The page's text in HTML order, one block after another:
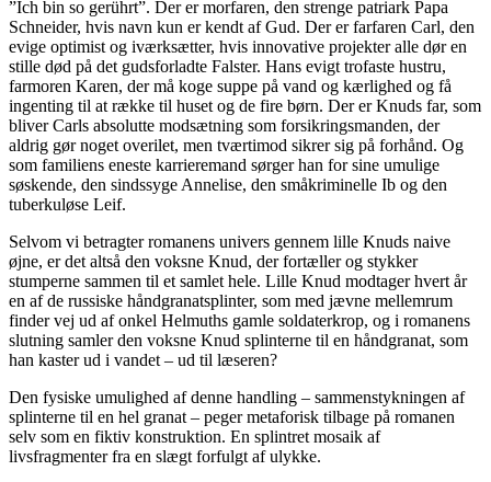
”Ich bin so gerührt”. Der er morfaren, den strenge patriark Papa
Schneider, hvis navn kun er kendt af Gud. Der er farfaren Carl, den
evige optimist og iværksætter, hvis innovative projekter alle dør en
stille død på det gudsforladte Falster. Hans evigt trofaste hustru,
farmoren Karen, der må koge suppe på vand og kærlighed og få
ingenting til at række til huset og de fire børn. Der er Knuds far, som
bliver Carls absolutte modsætning som forsikringsmanden, der
aldrig gør noget overilet, men tværtimod sikrer sig på forhånd. Og
som familiens eneste karrieremand sørger han for sine umulige
søskende, den sindssyge Annelise, den småkriminelle Ib og den
tuberkuløse Leif.
Selvom vi betragter romanens univers gennem lille Knuds naive
øjne, er det altså den voksne Knud, der fortæller og stykker
stumperne sammen til et samlet hele. Lille Knud modtager hvert år
en af de russiske håndgranatsplinter, som med jævne mellemrum
finder vej ud af onkel Helmuths gamle soldaterkrop, og i romanens
slutning samler den voksne Knud splinterne til en håndgranat, som
han kaster ud i vandet – ud til læseren?
Den fysiske umulighed af denne handling – sammenstykningen af
splinterne til en hel granat – peger metaforisk tilbage på romanen
selv som en fiktiv konstruktion. En splintret mosaik af
livsfragmenter fra en slægt forfulgt af ulykke.